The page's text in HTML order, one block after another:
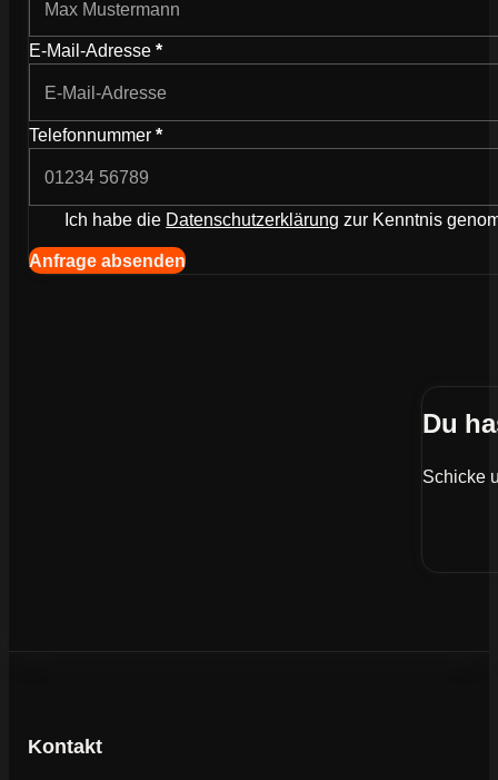
E-Mail-Adresse *
Telefonnummer *
Ich habe die Datenschutzerklärung zur Kenntnis
Navigation (Kopie) (Kopieren) (Kopieren)
Anfrage absenden
Du
Schicke
Kontakt